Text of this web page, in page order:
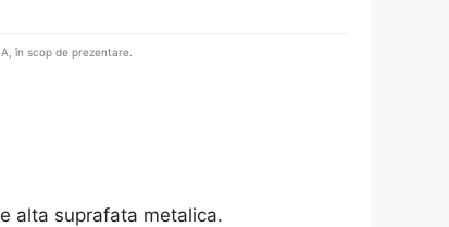
în scop de prezentare.
alta suprafata metalica.